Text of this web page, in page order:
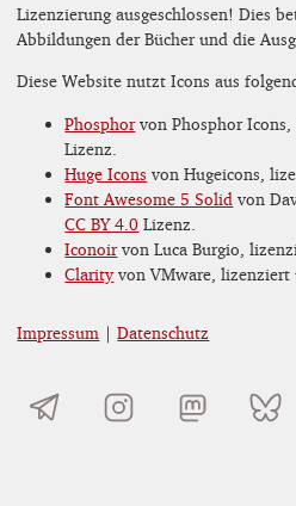
Lizenzierung ausgeschlossen! Dies
Abbildungen der Bücher und die
Diese Website nutzt Icons aus
Phosphorvon Phosphor
Lizenz.
Huge Icons von Hugeicons,
Font Awesome 5 Solid von
CC BY 4.0 Lizenz.
Iconoirvon Luca Burgio,
Clarityvon VMware,
Impressum |Datenschutz